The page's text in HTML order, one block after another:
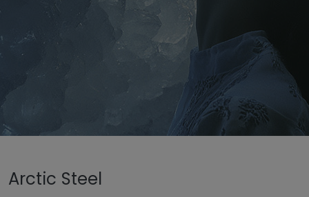
Revêtement en poudre
Arctic Steel